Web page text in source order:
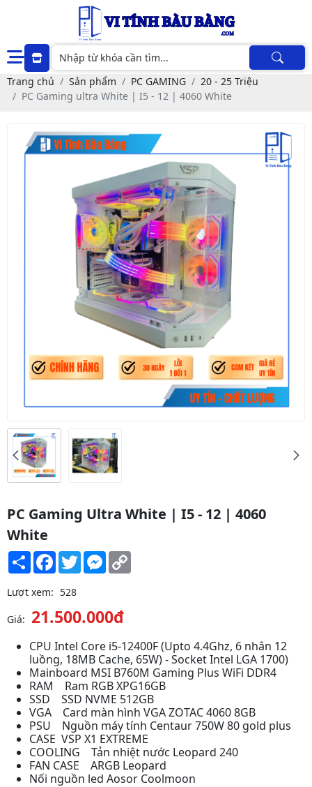
Trang chủ Sản phẩm PC GAMING
20 - 25 Triệu
PC Gaming ultra White | I5 - 12 | 4060 White
PC Gaming Ultra White | I5 - 12 | 4060
White
Share Facebook
TwitterMessenger
Lượt xem: 528
Giá: 21.500.000đ
CPU Intel Core i5-12400F (Upto 4.4Ghz, 6 nhân 12
luồng, 18MB Cache, 65W) - Socket Intel LGA 1700)
Mainboard MSI B760M Gaming Plus WiFi DDR4
RAM Ram RGB XPG16GB
SSD SSD NVME 512GB
VGA Card màn hình VGA ZOTAC 4060 8GB
PSU Nguồn máy tính Centaur 750W 80 gold plus
CASE VSP X1 EXTREME
COOLING Tản nhiệt nước Leopard 240
FAN CASE ARGB Leopard
Nối nguồn led Aosor Coolmoon